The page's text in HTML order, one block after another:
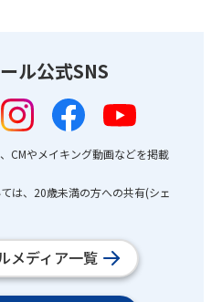
ル公式SNS
CMやメイキング動画などを掲載
は、20歳未満の方への共有(シェ
メディア一覧